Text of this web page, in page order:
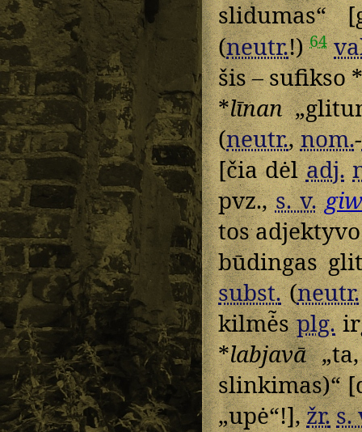
slidumas“
(neutr.!)64
šis – sufikso *
*līnan
(neutr.,nom.-
[čia dėladj.
pvz.,s. v.
tos
būdingas
subst.(neutr.
kilmė̃splg.
*labjavā„ta,
slinkimas)“
„upė“!],žr. s.